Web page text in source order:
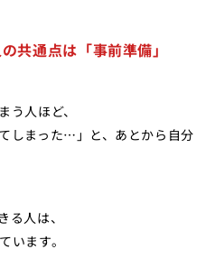
共通点は「事前準備」
う人ほど、
しまった…」と、あとから自分
る人は、
います。